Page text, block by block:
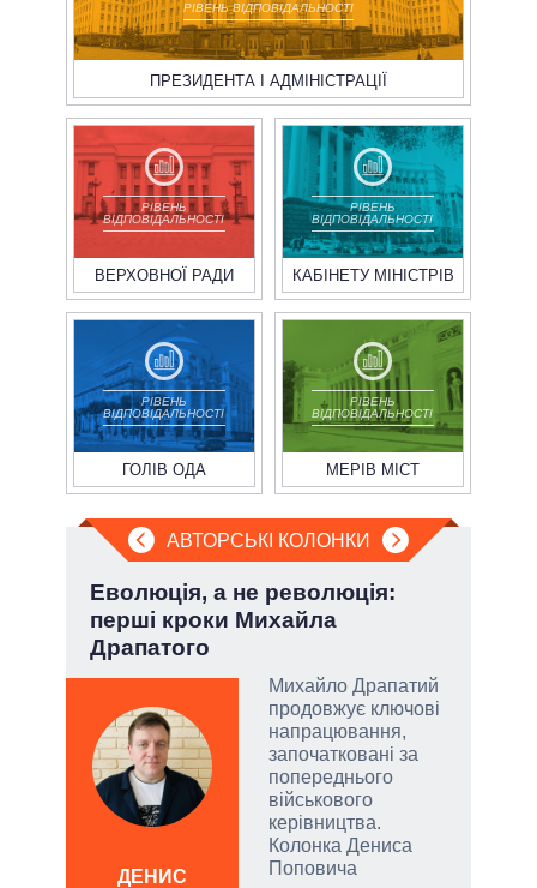
РІВЕНЬ ВІДПОВІДАЛЬНОСТІ
ПРЕЗИДЕНТА І АДМІНІСТРАЦІЇ
РІВЕНЬ
ВІДПОВІДАЛЬНОСТІ
ВЕРХОВНОЇ РАДИ
РІВЕНЬ
ВІДПОВІДАЛЬНОСТІ
КАБІНЕТУ МІНІСТРІВ
РІВЕНЬ
ВІДПОВІДАЛЬНОСТІ
ГОЛІВ ОДА
РІВЕНЬ
ВІДПОВІДАЛЬНОСТІ
МЕРІВ МІСТ
АВТОРСЬКІ КОЛОНКИ
Еволюція, а не революція:
перші кроки Михайла
Драпатого
Михайло Драпатий
продовжує ключові
напрацювання,
започатковані за
попереднього
військового
керівництва.
Колонка Дениса
Поповича
ДЕНИС